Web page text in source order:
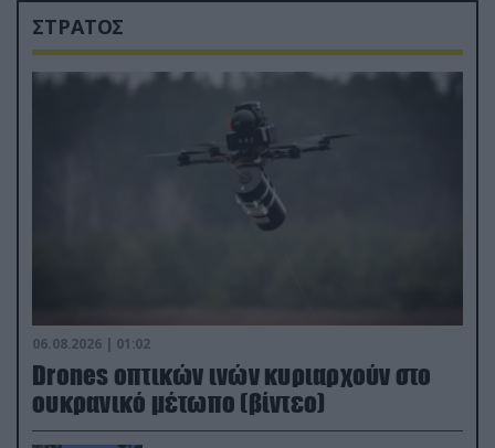
ΣΤΡΑΤΟΣ
06.08.2026 | 01:02
Drones οπτικών ινών κυριαρχούν στο
ουκρανικό μέτωπο (βίντεο)